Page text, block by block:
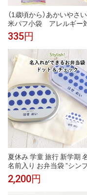
（1歳頃から）あかいやさ
米パフ小袋 アレルギー
ビーフード maruta 保育園
園 こども園
335円
夏休み 学童 旅行 新学期
名前入り お弁当袋 ”シン
ホワイト生地 ドットとチ
デザインのお弁当袋” 紺ネ
2,200円